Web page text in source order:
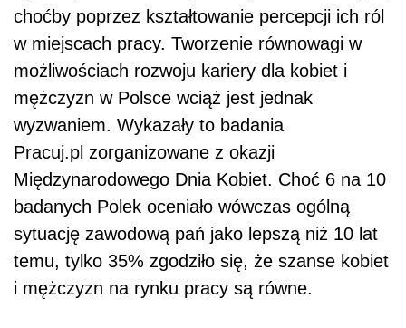
choćby poprzez kształtowanie percepcji ich ról
w miejscach pracy. Tworzenie równowagi w
możliwościach rozwoju kariery dla kobiet i
mężczyzn w Polsce wciąż jest jednak
wyzwaniem. Wykazały to badania
Pracuj.pl zorganizowane z okazji
Międzynarodowego Dnia Kobiet. Choć 6 na 10
badanych Polek oceniało wówczas ogólną
sytuację zawodową pań jako lepszą niż 10 lat
temu, tylko 35% zgodziło się, że szanse kobiet
i mężczyzn na rynku pracy są równe.